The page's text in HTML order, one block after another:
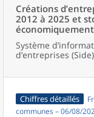
Créations
2012 à 2025 et
Système
d’entreprises (Side)
Chiffres détaillés
communes – 06/08/